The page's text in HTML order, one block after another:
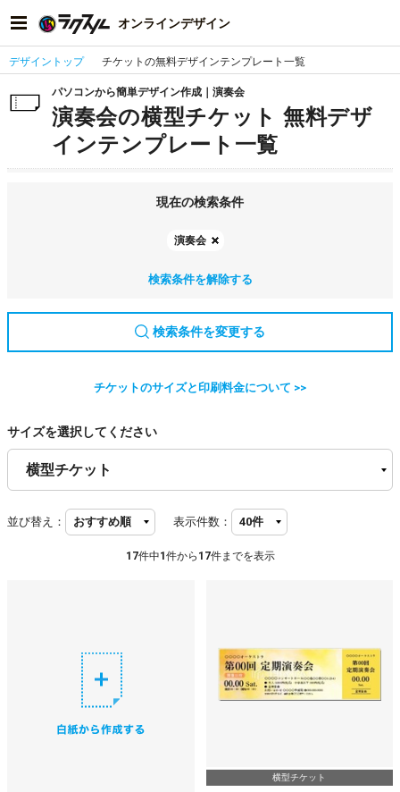
オンラインデザイン
デザイントップ チケットの無料デザインテンプレート一覧
パソコンから簡単デザイン作成｜演奏会
演奏会の横型チケット 無料デザ
インテンプレート一覧
現在の検索条件
演奏会
検索条件を解除する
検索条件を変更する
チケットのサイズと印刷料金について >>
サイズを選択してください
並び替え： 表示件数：
17件中1 件から 17件までを表示
横型チケット